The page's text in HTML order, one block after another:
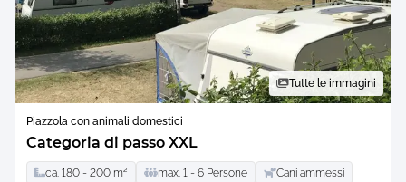
Tutte le immagini
Piazzola con animali domestici
Categoria di passo XXL
ca. 180 - 200 m² max. 1 - 6 Persone Cani ammessi